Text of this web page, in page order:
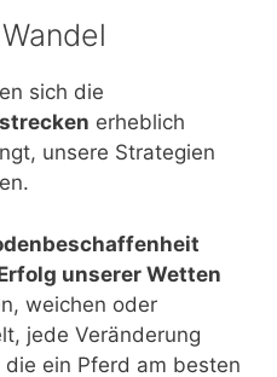
sich die
erheblich
unsere Strategien
unserer Wetten
weichen oder
jede Veränderung
ein Pferd am besten